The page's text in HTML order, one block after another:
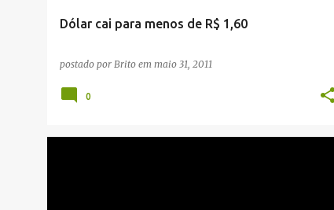
Dólar cai para menos de R$ 1,60
postado por Brito em maio 31, 2011
0